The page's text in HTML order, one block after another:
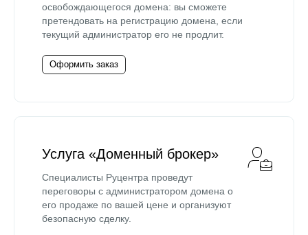
освобождающегося домена: вы сможете
претендовать на регистрацию домена, если
текущий администратор его не продлит.
Оформить заказ
Услуга «Доменный брокер»
Специалисты Руцентра проведут
переговоры с администратором домена о
его продаже по вашей цене и организуют
безопасную сделку.